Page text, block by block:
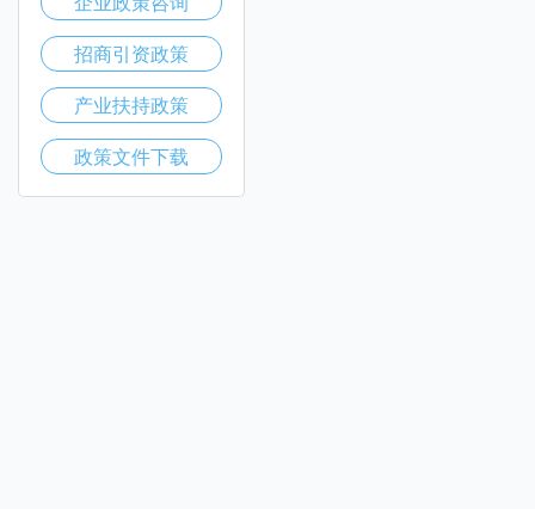
招商引资政策
产业扶持政策
政策文件下载